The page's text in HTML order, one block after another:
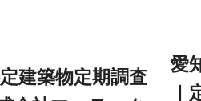
建築物定期調査
愛